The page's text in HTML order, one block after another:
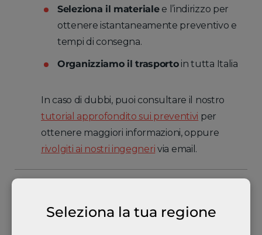
Seleziona la tua regione
Seleziona il materialee l’indirizzo per
ottenere istantaneamente preventivo e
tempi di consegna.
Organizziamo il trasportoin tutta Italia
In caso di dubbi, puoi consultare il nostro
tutorial approfondito sui preventivi per
ottenere maggiori informazioni, oppure
rivolgiti ai nostri ingegneri via email.
plasma